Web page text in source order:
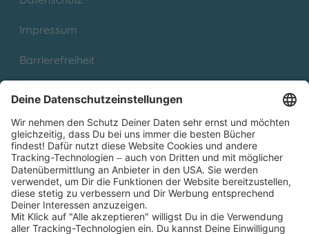
Impressum
Barrierefreiheit
Partnerprogramm (Affiliate)
Folge uns auf